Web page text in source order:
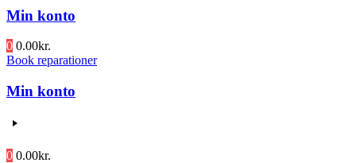
Min konto
0 0.00kr.
Book reparationer
Min konto
0 0.00kr.